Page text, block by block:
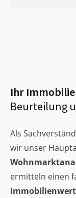
Ihr
Beurteilung
Als
wir unser
ermitteln einen